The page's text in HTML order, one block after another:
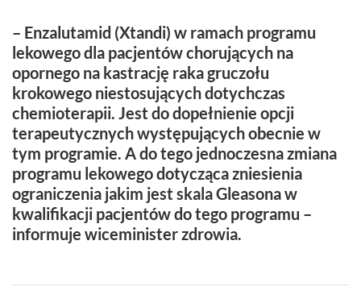
– Enzalutamid (Xtandi) w ramach programu
lekowego dla pacjentów chorujących na
opornego na kastrację raka gruczołu
krokowego niestosujących dotychczas
chemioterapii. Jest do dopełnienie opcji
terapeutycznych występujących obecnie w
tym programie. A do tego jednoczesna zmiana
programu lekowego dotycząca zniesienia
ograniczenia jakim jest skala Gleasona w
kwalifikacji pacjentów do tego programu –
informuje wiceminister zdrowia.